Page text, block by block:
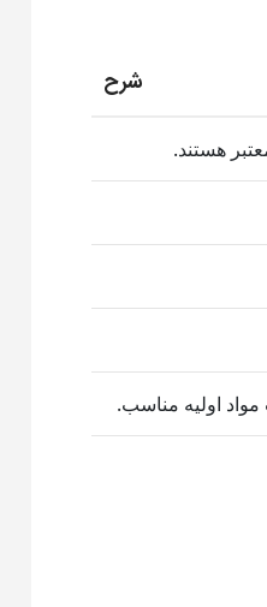
شرح
هستند.
اولیه مناسب.